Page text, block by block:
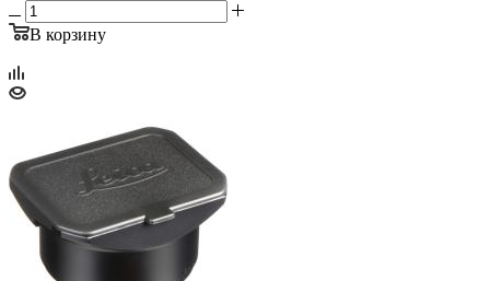
В корзину